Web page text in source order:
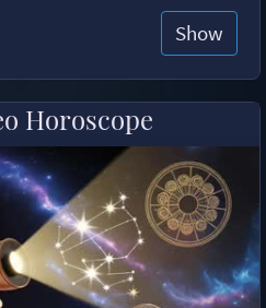
Show
Horoscope